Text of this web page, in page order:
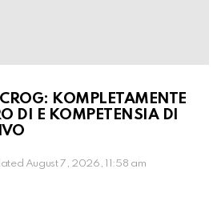
KOMPLETAMENTE
DI E KOMPETENSIA DI
August 7, 2026, 11:58 am